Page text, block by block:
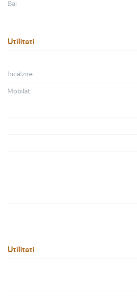
Bai
Utilitati
Incalzire:
Mobilat:
Utilitati